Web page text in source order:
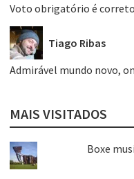
Voto obrigatório é
Tiago Ribas
Admirável mundo novo,
MAIS VISITADOS
Boxe